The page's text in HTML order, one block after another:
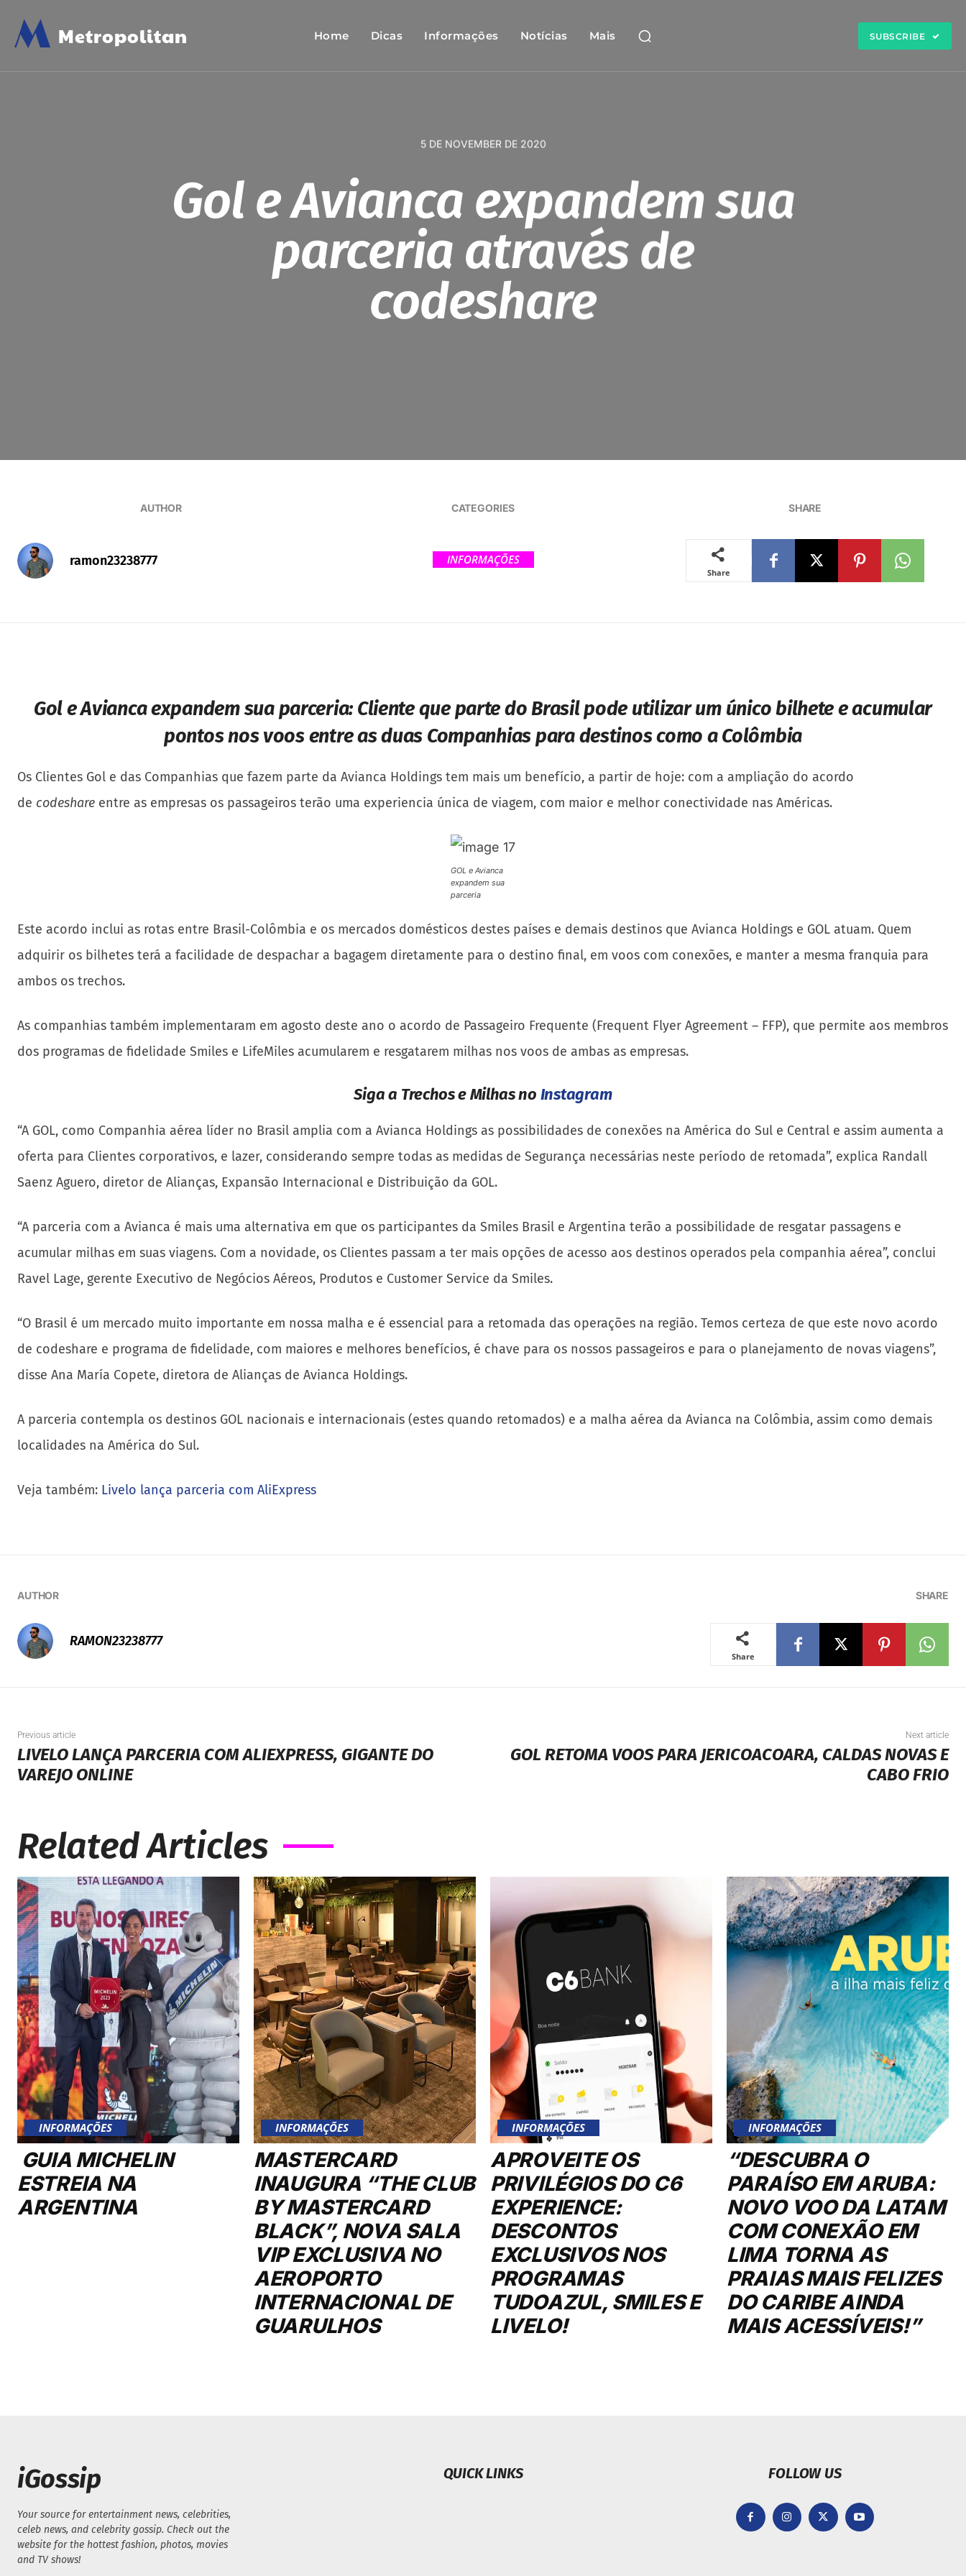
M Metropolitan Home Dicas Informações Notícias Mais SUBSCRIBE
5 DE NOVEMBER DE 2020
Gol e Avianca expandem sua
parceria através de
codeshare
AUTHOR
ramon23238777
CATEGORIES
INFORMAÇÕES
SHARE
Share
Gol e Avianca expandem sua parceria:Cliente que parte do Brasil pode utilizar um único bilhete e acumular
pontos nos voos entre as duas Companhias para destinos como a Colômbia
Os Clientes Gol e das Companhias que fazem parte da Avianca Holdings tem mais um benefício, a partir de hoje: com a ampliação do acordo
de codeshare entre as empresas os passageiros terão uma experiencia única de viagem, com maior e melhor conectividade nas Américas.
GOL e Avianca
expandem sua
parceria
Este acordo inclui as rotas entre Brasil-Colômbia e os mercados domésticos destes países e demais destinos que Avianca Holdings e GOL atuam. Quem
adquirir os bilhetes terá a facilidade de despachar a bagagem diretamente para o destino final, em voos com conexões, e manter a mesma franquia para
ambos os trechos.
As companhias também implementaram em agosto deste ano o acordo de Passageiro Frequente (Frequent Flyer Agreement – FFP), que permite aos membros
dos programas de fidelidade Smiles e LifeMiles acumularem e resgatarem milhas nos voos de ambas as empresas.
Siga a Trechos e Milhas no Instagram
“A GOL, como Companhia aérea líder no Brasil amplia com a Avianca Holdings as possibilidades de conexões na América do Sul e Central e assim aumenta a
oferta para Clientes corporativos, e lazer, considerando sempre todas as medidas de Segurança necessárias neste período de retomada”, explica Randall
Saenz Aguero, diretor de Alianças, Expansão Internacional e Distribuição da GOL.
“A parceria com a Avianca é mais uma alternativa em que os participantes da Smiles Brasil e Argentina terão a possibilidade de resgatar passagens e
acumular milhas em suas viagens. Com a novidade, os Clientes passam a ter mais opções de acesso aos destinos operados pela companhia aérea”, conclui
Ravel Lage, gerente Executivo de Negócios Aéreos, Produtos e Customer Service da Smiles.
“O Brasil é um mercado muito importante em nossa malha e é essencial para a retomada das operações na região. Temos certeza de que este novo acordo
de codeshare e programa de fidelidade, com maiores e melhores benefícios, é chave para os nossos passageiros e para o planejamento de novas viagens”,
disse Ana María Copete, diretora de Alianças de Avianca Holdings.
A parceria contempla os destinos GOL nacionais e internacionais (estes quando retomados) e a malha aérea da Avianca na Colômbia, assim como demais
localidades na América do Sul.
Veja também: Livelo lança parceria com AliExpress
AUTHOR
RAMON23238777
SHARE
Share
Previous article
LIVELO LANÇA PARCERIA COM ALIEXPRESS, GIGANTE DO
VAREJO ONLINE
Next article
GOL RETOMA VOOS PARA JERICOACOARA, CALDAS NOVAS E
CABO FRIO
Related Articles
INFORMAÇÕES
GUIA MICHELIN
ESTREIA NA
ARGENTINA
INFORMAÇÕES
MASTERCARD
INAUGURA “THE CLUB
BY MASTERCARD
BLACK”, NOVA SALA
VIP EXCLUSIVA NO
AEROPORTO
INTERNACIONAL DE
GUARULHOS
INFORMAÇÕES
APROVEITE OS
PRIVILÉGIOS DO C6
EXPERIENCE:
DESCONTOS
EXCLUSIVOS NOS
PROGRAMAS
TUDOAZUL, SMILES E
LIVELO!
INFORMAÇÕES
“DESCUBRA O
PARAÍSO EM ARUBA:
NOVO VOO DA LATAM
COM CONEXÃO EM
LIMA TORNA AS
PRAIAS MAIS FELIZES
DO CARIBE AINDA
MAIS ACESSÍVEIS!”
iGossip
Your source for entertainment news, celebrities,
celeb news, and celebrity gossip. Check out the
website for the hottest fashion, photos, movies
and TV shows!
QUICK LINKS FOLLOW US